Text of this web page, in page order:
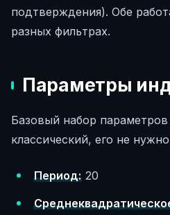
подтверждения). Обе
разных фильтрах.
Параметры
Базовый набор
классический, его не
Период:20